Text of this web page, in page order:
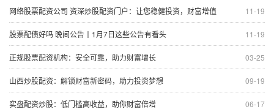
11-19
网络股票配资公司 资深炒股配资门户：让您稳健投资，财富增值
11-19
股票配债好吗 晚间公告丨1月7日这些公告有看头
03-25
正规股票配资机构：安全可靠，助力财富增长
09-19
山西炒股配资：解锁财富新密码，助力投资梦想
06-17
实盘配资炒股：低门槛高收益，助你财富倍增